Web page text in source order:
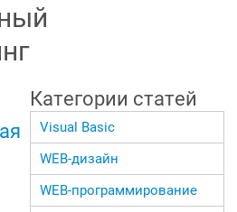
Категории статей
Visual Basic
WEB-дизайн
WEB-программирование